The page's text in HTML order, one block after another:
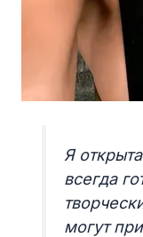
Я
всегда
могут